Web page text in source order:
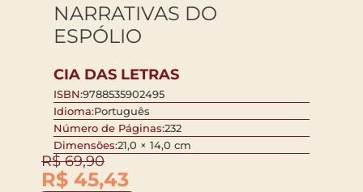
NARRATIVAS DO
ESPÓLIO
CIA DAS LETRAS
ISBN:9788535902495
Idioma:Português
Número de Páginas:232
Dimensões:21,0 × 14,0 cm
R$69,90
R$ 45,43